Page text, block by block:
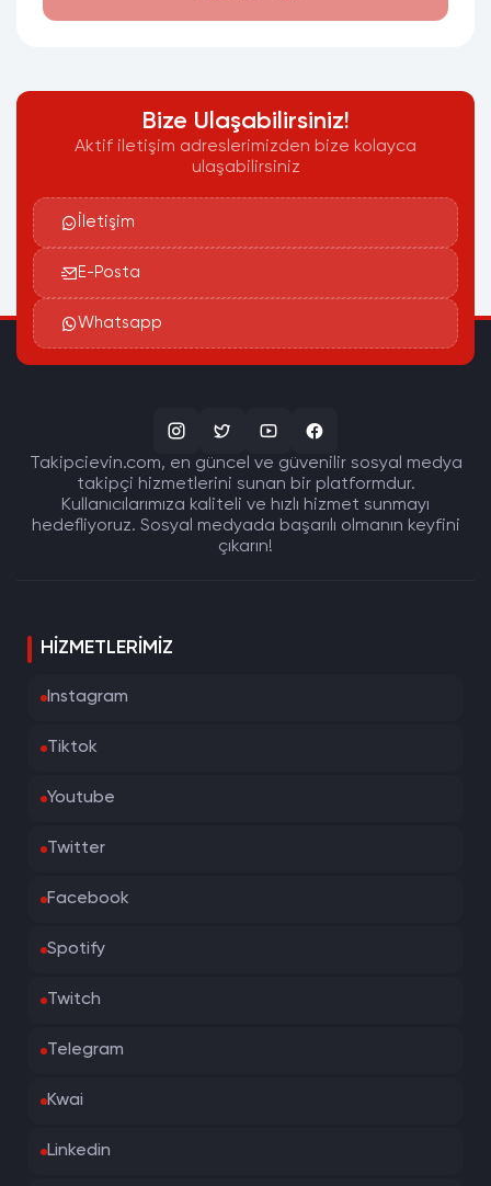
Bize Ulaşabilirsiniz!
Aktif iletişim adreslerimizden bize kolayca
ulaşabilirsiniz
İletişim
E-Posta
Whatsapp
Takipcievin.com, en güncel ve güvenilir sosyal medya
takipçi hizmetlerini sunan bir platformdur.
Kullanıcılarımıza kaliteli ve hızlı hizmet sunmayı
hedefliyoruz. Sosyal medyada başarılı olmanın keyfini
çıkarın!
HIZMETLERIMIZ
Instagram
Tiktok
Youtube
Twitter
Facebook
Spotify
Twitch
Telegram
Kwai
Linkedin